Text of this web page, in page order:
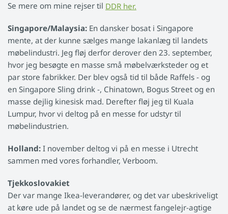
Se mere om mine rejser til DDR her.
Singapore/Malaysia: En dansker bosat i Singapore
mente, at der kunne sælges mange lakanlæg til landets
møbelindustri. Jeg fløj derfor derover den 23. september,
hvor jeg besøgte en masse små møbelværksteder og et
par store fabrikker. Der blev også tid til både Raffels - og
en Singapore Sling drink -, Chinatown, Bogus Street og en
masse dejlig kinesisk mad. Derefter fløj jeg til Kuala
Lumpur, hvor vi deltog på en messe for udstyr til
møbelindustrien.
Holland: I november deltog vi på en messe i Utrecht
sammen med vores forhandler, Verboom.
Tjekkoslovakiet
Der var mange Ikea-leverandører, og det var ubeskriveligt
at køre ude på landet og se de nærmest fangelejr-agtige